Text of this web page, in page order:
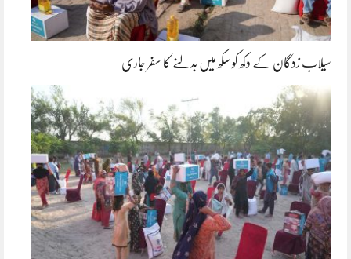
سیلاب زدگان کے دکھ کو سکھ میں بدلنے کا سفر جاری